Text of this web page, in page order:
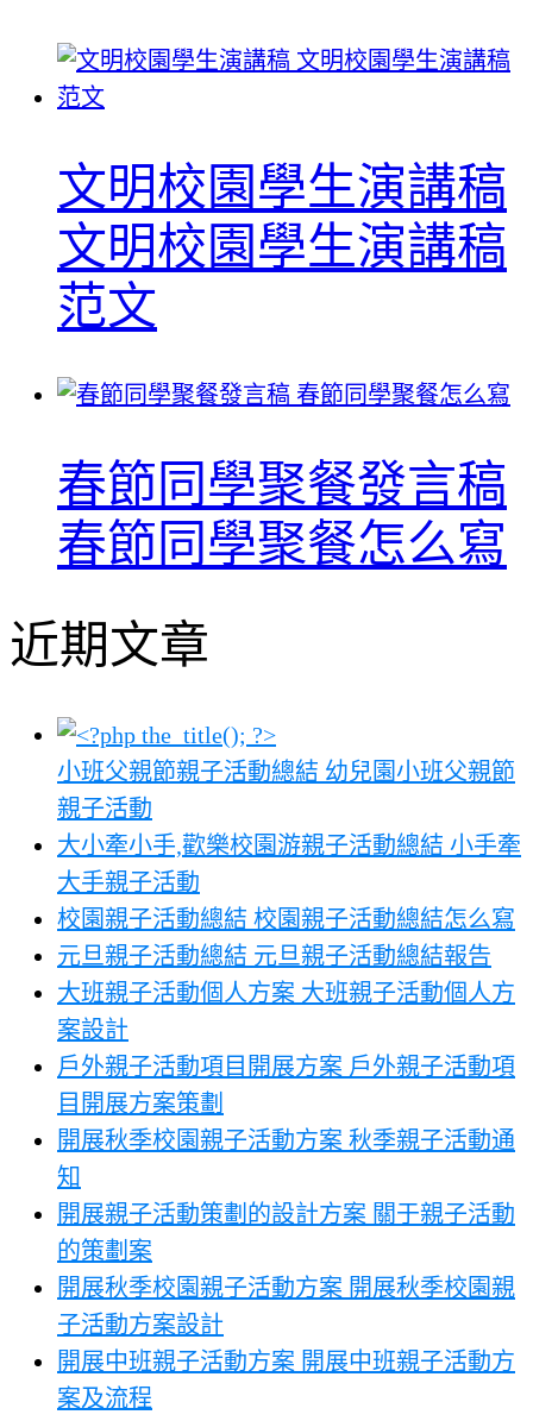
文明校園學生演講稿
文明校園學生演講稿
范文
春節同學聚餐發言稿
春節同學聚餐怎么寫
近期文章
小班父親節親子活動總結 幼兒園小班父親節
親子活動
大小牽小手,歡樂校園游親子活動總結 小手牽
大手親子活動
校園親子活動總結 校園親子活動總結怎么寫
元旦親子活動總結 元旦親子活動總結報告
大班親子活動個人方案 大班親子活動個人方
案設計
戶外親子活動項目開展方案 戶外親子活動項
目開展方案策劃
開展秋季校園親子活動方案 秋季親子活動通
知
開展親子活動策劃的設計方案 關于親子活動
的策劃案
開展秋季校園親子活動方案 開展秋季校園親
子活動方案設計
開展中班親子活動方案 開展中班親子活動方
案及流程